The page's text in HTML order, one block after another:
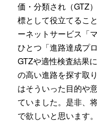
価・分類され（GTZ
標として役立てるこ
ーネットサービス「
ひとつ「進路達成プ
GTZや適性検査結果
の高い進路を探す取
はそういった目的や
ていました。是非、
で欲しいと思います。